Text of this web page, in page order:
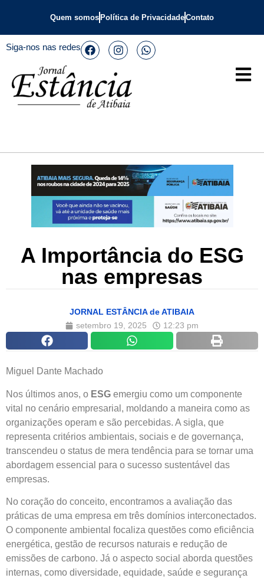
Quem somos Política de PrivacidadeContato
Siga-nos nas redes
A Importância do ESG
nas empresas
JORNAL ESTÂNCIA de ATIBAIA
setembro 19, 2025
12:23 pm
Miguel Dante Machado
Nos últimos anos, o ESG emergiu como um componente
vital no cenário empresarial, moldando a maneira como as
organizações operam e são percebidas. A sigla, que
representa critérios ambientais, sociais e de governança,
transcendeu o status de mera tendência para se tornar uma
abordagem essencial para o sucesso sustentável das
empresas.
No coração do conceito, encontramos a avaliação das
práticas de uma empresa em três domínios interconectados.
O componente ambiental focaliza questões como eficiência
energética, gestão de recursos naturais e redução de
emissões de carbono. Já o aspecto social aborda questões
internas, como diversidade, equidade, saúde e segurança